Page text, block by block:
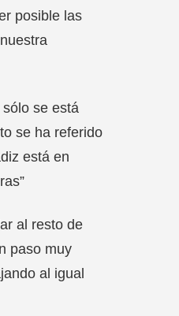
posible las
se está
se ha referido
está en
al resto de
paso muy
al igual